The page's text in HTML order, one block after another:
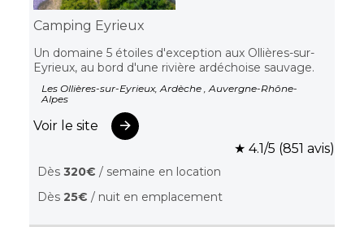
Camping Eyrieux
Un domaine 5 étoiles d'exception aux Ollières-sur-
Eyrieux, au bord d'une rivière ardéchoise sauvage.
Les Ollières-sur-Eyrieux, Ardèche , Auvergne-Rhône-
Alpes
Voir le site
★ 4.1/5 (851 avis)
Dès 320€ / semaine en location
Dès 25€ / nuit en emplacement